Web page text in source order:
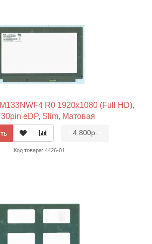
R0 1920x1080 (Full HD),
30pin eDP, Slim, Матовая
4 800р.
Код товара: 4426-01